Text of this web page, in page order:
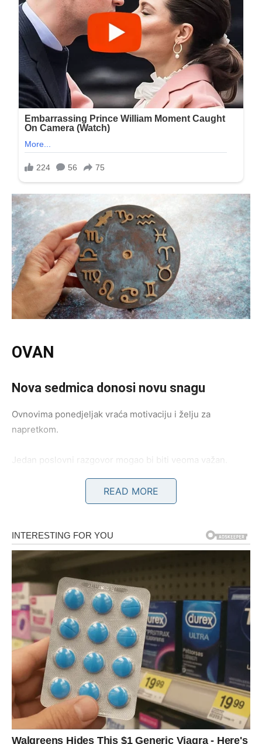
OVAN
Nova sedmica donosi novu snagu
Ovnovima ponedjeljak vraća motivaciju i želju za
napretkom.
Jedan poslovni razgovor mogao bi biti veoma važan.
BIK
Vrijeme za pametne poteze
Bikovima ovaj dan donosi osjećaj sigurnosti i stabilnosti.
Finansijska pitanja polako dolaze na svoje mjesto.
Poruka zvijezda
Ne žurite – najbolja rješenja dolaze postepeno.
READ MORE